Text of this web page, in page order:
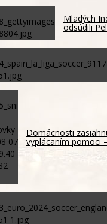
Mladých
odsúdili
Domácnosti
vyplácaním pomoci